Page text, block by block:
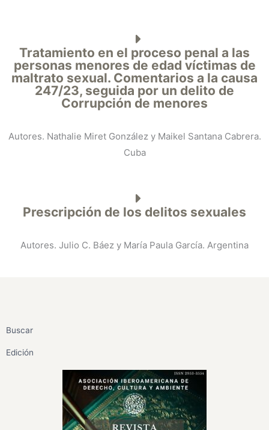
Tratamiento en el proceso penal a las
personas menores de edad víctimas de
maltrato sexual. Comentarios a la causa
247/23, seguida por un delito de
Corrupción de menores
Autores. Nathalie Miret González y Maikel Santana Cabrera.
Cuba
Prescripción de los delitos sexuales
Autores. Julio C. Báez y María Paula García. Argentina
Buscar
Edición